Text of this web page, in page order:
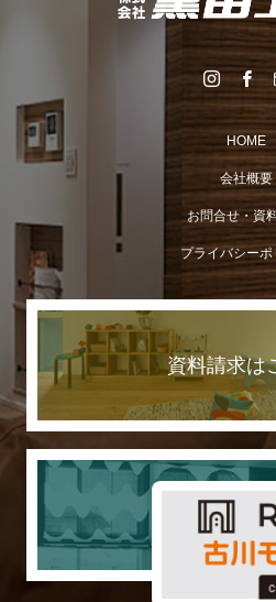
HOME
会社概要
お問合せ・資
プライバシーポ
資料請求は
７つの日